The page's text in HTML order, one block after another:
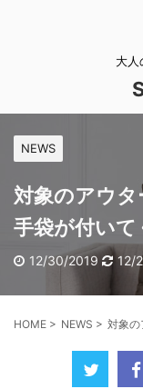
大人
NEWS
対象のアウ
手袋が付いて
12/30/2019 12/
HOME > NEWS > 対象の